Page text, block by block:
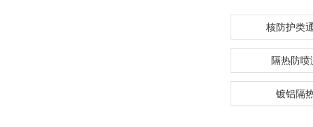
核防护类
隔热防
镀铝隔